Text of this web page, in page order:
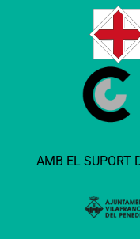
AMB EL SUPORT